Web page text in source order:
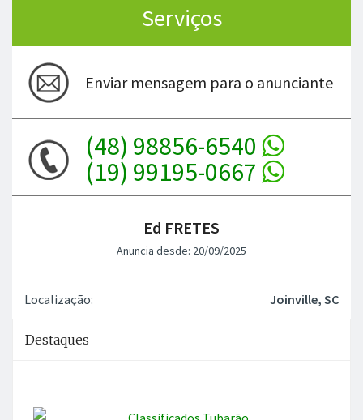
Serviços
Enviar mensagem para o anunciante
(48) 98856-6540
(19) 99195-0667
Ed FRETES
Anuncia desde: 20/09/2025
Localização: Joinville, SC
Destaques